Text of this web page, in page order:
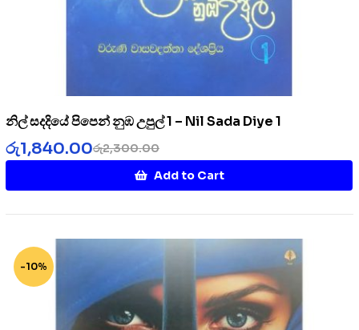
නිල් සදදියේ පිපෙන් නුඹ උපුල් 1 – Nil Sada Diye 1
රු2,300.00
රු1,840.00
Add to Cart
-10%